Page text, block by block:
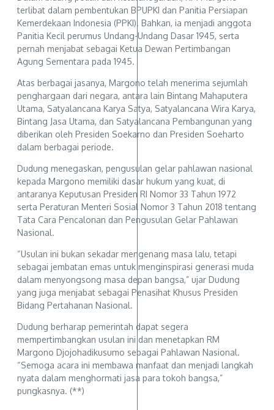
terlibat dalam pembentukan BPUPKI dan Panitia Persiapan
Kemerdekaan Indonesia (PPKI). Bahkan, ia menjadi anggota
Panitia Kecil perumus Undang-Undang Dasar 1945, serta
pernah menjabat sebagai Ketua Dewan Pertimbangan
Agung Sementara pada 1945.
Atas berbagai jasanya, Margono telah menerima sejumlah
penghargaan dari negara, antara lain Bintang Mahaputera
Utama, Satyalancana Karya Satya, Satyalancana Wira Karya,
Bintang Jasa Utama, dan Satyalancana Pembangunan yang
diberikan oleh Presiden Soekarno dan Presiden Soeharto
dalam berbagai periode.
Dudung menegaskan, pengusulan gelar pahlawan nasional
kepada Margono memiliki dasar hukum yang kuat, di
antaranya Keputusan Presiden RI Nomor 33 Tahun 1972
serta Peraturan Menteri Sosial Nomor 3 Tahun 2018 tentang
Tata Cara Pencalonan dan Pengusulan Gelar Pahlawan
Nasional.
“Usulan ini bukan sekadar mengenang masa lalu, tetapi
sebagai jembatan emas untuk menginspirasi generasi muda
dalam menyongsong masa depan bangsa,” ujar Dudung
yang juga menjabat sebagai Penasihat Khusus Presiden
Bidang Pertahanan Nasional.
Dudung berharap pemerintah dapat segera
mempertimbangkan usulan ini dan menetapkan RM
Margono Djojohadikusumo sebagai Pahlawan Nasional.
“Semoga acara ini membawa manfaat dan menjadi langkah
nyata dalam menghormati jasa para tokoh bangsa,”
pungkasnya. (**)